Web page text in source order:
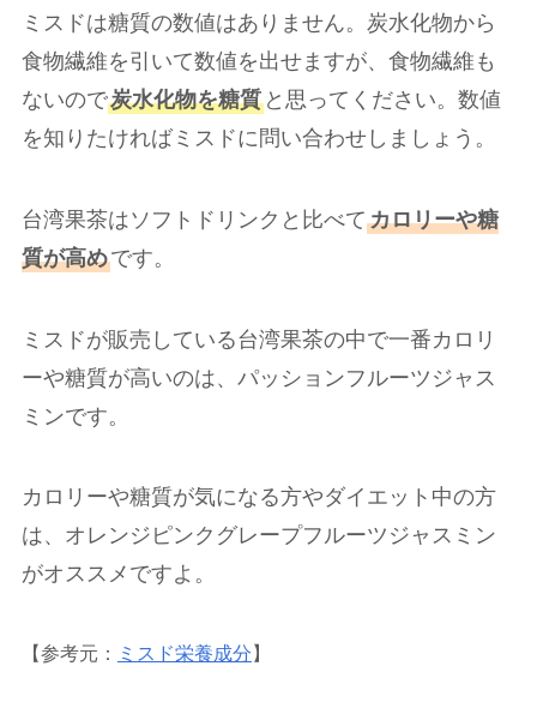
ミスドは糖質の数値はありません。炭水化物から
食物繊維を引いて数値を出せますが、食物繊維も
ないので炭水化物を糖質と思ってください。数値
を知りたければミスドに問い合わせしましょう。
台湾果茶はソフトドリンクと比べてカロリーや糖
質が高めです。
ミスドが販売している台湾果茶の中で一番カロリ
ーや糖質が高いのは、パッションフルーツジャス
ミンです。
カロリーや糖質が気になる方やダイエット中の方
は、オレンジピンクグレープフルーツジャスミン
がオススメですよ。
【参考元： ミスド栄養成分】